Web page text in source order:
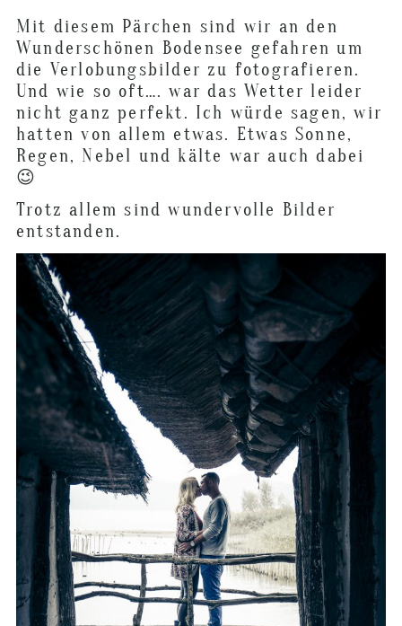
Mit diesem Pärchen sind wir an den
Wunderschönen Bodensee gefahren um
die Verlobungsbilder zu fotografieren.
Und wie so oft…. war das Wetter leider
nicht ganz perfekt. Ich würde sagen, wir
hatten von allem etwas. Etwas Sonne,
Regen, Nebel und kälte war auch dabei
😉
Trotz allem sind wundervolle Bilder
entstanden.